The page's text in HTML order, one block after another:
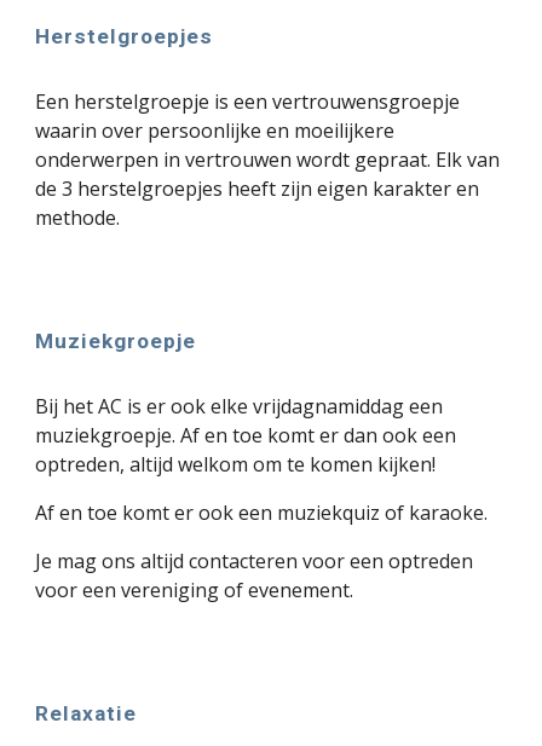
Herstelgroepjes
Een herstelgroepje is een vertrouwensgroepje
waarin over persoonlijke en moeilijkere
onderwerpen in vertrouwen wordt gepraat. Elk van
de 3 herstelgroepjes heeft zijn eigen karakter en
methode.
Muziekgroepje
Bij het AC is er ook elke vrijdagnamiddag een
muziekgroepje. Af en toe komt er dan ook een
optreden, altijd welkom om te komen kijken!
Af en toe komt er ook een muziekquiz of karaoke.
Je mag ons altijd contacteren voor een optreden
voor een vereniging of evenement.
Relaxatie